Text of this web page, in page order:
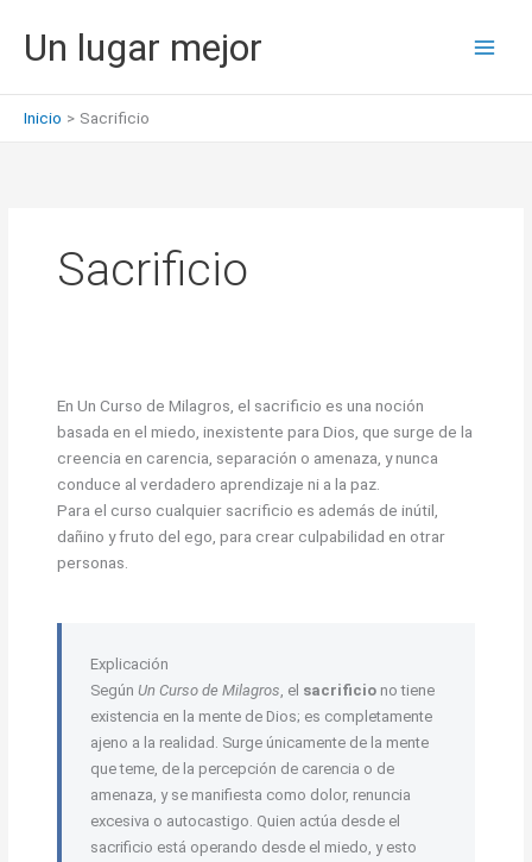
contenido
Un lugar mejor
Inicio Sacrificio
Sacrificio
En Un Curso de Milagros, el sacrificio es una noción
basada en el miedo, inexistente para Dios, que surge de la
creencia en carencia, separación o amenaza, y nunca
conduce al verdadero aprendizaje ni a la paz.
Para el curso cualquier sacrificio es además de inútil,
dañino y fruto del ego, para crear culpabilidad en otrar
personas.
Explicación
SegúnUn Curso de Milagros , el sacrificio no tiene
existencia en la mente de Dios; es completamente
ajeno a la realidad. Surge únicamente de la mente
que teme, de la percepción de carencia o de
amenaza, y se manifiesta como dolor, renuncia
excesiva o autocastigo. Quien actúa desde el
sacrificio está operando desde el miedo, y esto